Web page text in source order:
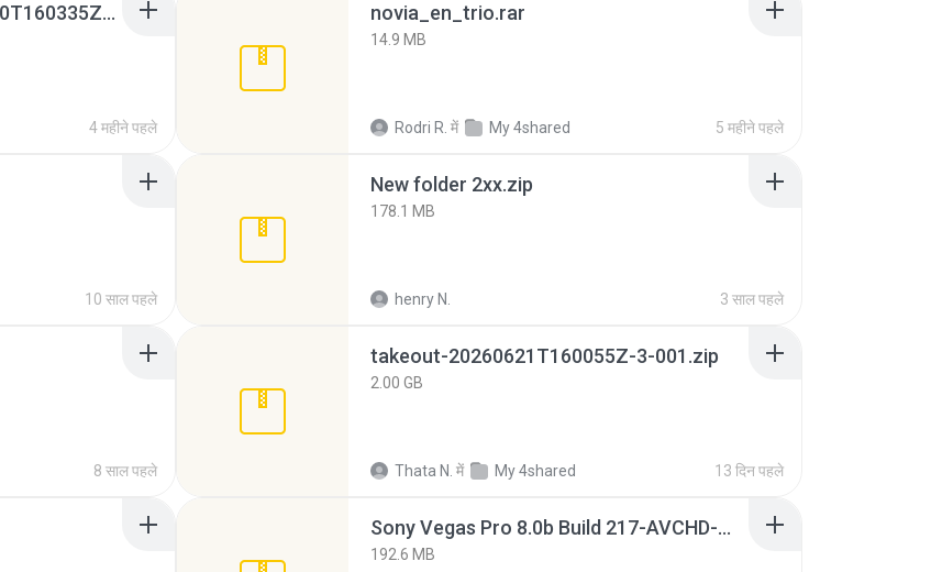
whatsapp backups -20260410T160335Z-3-001.zip
4 महीने पहले
novia_en_trio.rar
14.9 MB
Rodri R. में My 4shared 5 महीने पहले
10 साल पहले
New folder 2xx.zip
178.1 MB
henry N. 3 साल पहले
8 साल पहले
takeout-20260621T160055Z-3-001.zip
2.00 GB
Thata N. में My 4shared 13 दिन पहले
Sony Vegas Pro 8.0b Build 217-AVCHD-MPG-AC3 FIXED.7z
192.6 MB